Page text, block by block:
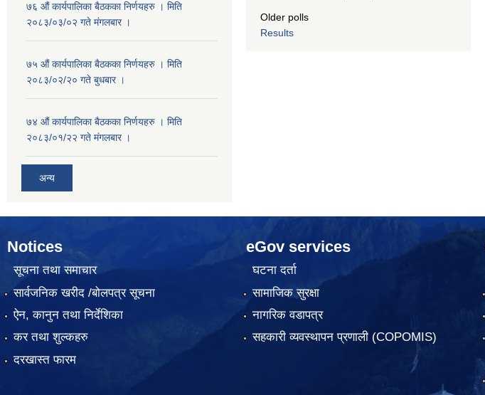
७६ औं कार्यपालिका बैठकका निर्णयहरु । मिति
२०८३/०३/०२ गते मंगलबार ।
७५ औं कार्यपालिका बैठकका निर्णयहरु । मिति
२०८३/०२/२० गते बुधबार ।
७४ औं कार्यपालिका बैठकका निर्णयहरु । मिति
२०८३/०१/२२ गते मंगलबार ।
अन्य
Older polls
Results
Notices
सूचना तथा समाचार
सार्वजनिक खरीद /बोलपत्र सूचना
ऐन, कानुन तथा निर्देशिका
कर तथा शुल्कहरु
दरखास्त फारम
eGov services
घटना दर्ता
सामाजिक सुरक्षा
नागरिक वडापत्र
सहकारी व्यवस्थापन प्रणाली (COPOMIS)